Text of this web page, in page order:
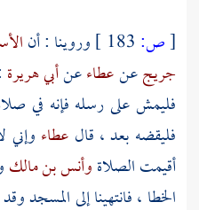
[ص: وروينا : أن
جريجعنعطاءعنأبي هريرة
فليمش على رسله فإنه في
فليقضه بعد ، قال عطاء
أقيمت الصلاةوأنس بن مالك
الخطا ، فانتهينا إلى المسجد